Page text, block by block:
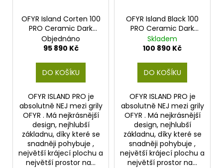
OFYR Island Corten 100
PRO Ceramic Dark
Grey
Objednáno
95 890 Kč
DO KOŠÍKU
OFYR ISLAND PRO je
absolutně NEJ mezi grily
OFYR . Má nejkrásnější
design, nejhlubší
základnu, díky které se
snadněji pohybuje ,
největší krájecí plochu a
největší prostor na...
OFYR Island Black 100
PRO Ceramic Dark
Grey
Skladem
100 890 Kč
DO KOŠÍKU
OFYR ISLAND PRO je
absolutně NEJ mezi grily
OFYR . Má nejkrásnější
design, nejhlubší
základnu, díky které se
snadněji pohybuje ,
největší krájecí plochu a
největší prostor na...